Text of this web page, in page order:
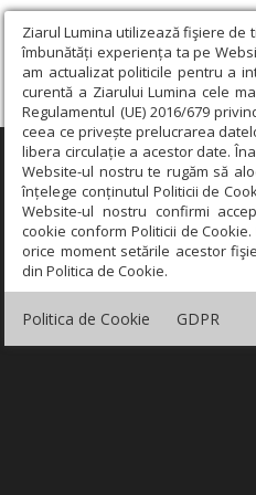
Ziarul Lumina utilizează fişiere de
îmbunătăți experiența ta pe
am actualizat politicile pentru a
curentă a Ziarului Lumina cele
Regulamentul (UE) 2016/679
ceea ce privește prelucrarea
libera circulație a acestor date.
Website-ul nostru te rugăm să
înțelege conținutul Politicii de
Website-ul nostru confirmi
cookie conform Politicii de
orice moment setările acestor
din Politica de Cookie.
Politica de Cookie GDPR